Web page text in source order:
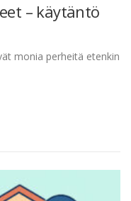
– käytäntö
monia perheitä etenkin